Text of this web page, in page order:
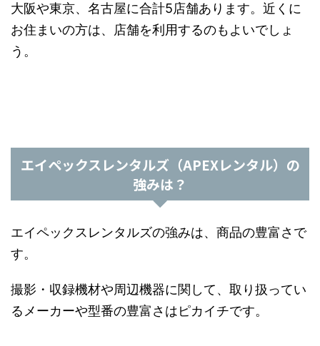
大阪や東京、名古屋に合計5店舗あります。近くに
お住まいの方は、店舗を利用するのもよいでしょ
う。
エイペックスレンタルズ（APEXレンタル）の
強みは？
エイペックスレンタルズの強みは、商品の豊富さで
す。
撮影・収録機材や周辺機器に関して、取り扱ってい
るメーカーや型番の豊富さはピカイチです。